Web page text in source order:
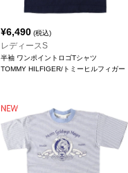
¥6,490 (税込)
レディースS
半袖 ワンポイントロゴTシャツ
TOMMY HILFIGER/トミーヒルフィガー